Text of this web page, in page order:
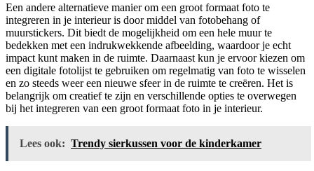
Een andere alternatieve manier om een groot formaat foto te
integreren in je interieur is door middel van fotobehang of
muurstickers. Dit biedt de mogelijkheid om een hele muur te
bedekken met een indrukwekkende afbeelding, waardoor je echt
impact kunt maken in de ruimte. Daarnaast kun je ervoor kiezen om
een digitale fotolijst te gebruiken om regelmatig van foto te wisselen
en zo steeds weer een nieuwe sfeer in de ruimte te creëren. Het is
belangrijk om creatief te zijn en verschillende opties te overwegen
bij het integreren van een groot formaat foto in je interieur.
Lees ook: Trendy sierkussen voor de kinderkamer